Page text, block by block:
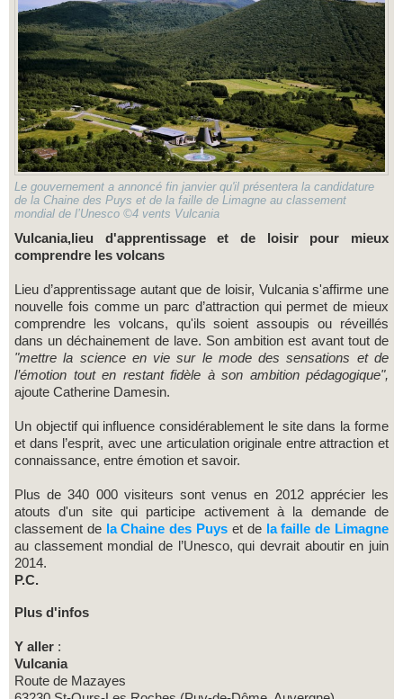
Le gouvernement a annoncé fin janvier qu'il présentera la candidature
de la Chaine des Puys et de la faille de Limagne au classement
mondial de l’Unesco ©4 vents Vulcania
Vulcania,lieu d'apprentissage et de loisir pour mieux
comprendre les volcans
Lieu d’apprentissage autant que de loisir, Vulcania s'affirme une
nouvelle fois comme un parc d’attraction qui permet de mieux
comprendre les volcans, qu'ils soient assoupis ou réveillés
dans un déchainement de lave. Son ambition est avant tout de
"mettre la science en vie sur le mode des sensations et de
l’émotion tout en restant fidèle à son ambition pédagogique",
ajoute Catherine Damesin.
Un objectif qui influence considérablement le site dans la forme
et dans l’esprit, avec une articulation originale entre attraction et
connaissance, entre émotion et savoir.
Plus de 340 000 visiteurs sont venus en 2012 apprécier les
atouts d'un site qui participe activement à la demande de
classement de laChaine des Puys et de lafaille de Limagne
au classement mondial de l’Unesco, qui devrait aboutir en juin
2014.
P.C.
Plus d'infos
Y aller :
Vulcania
Route de Mazayes